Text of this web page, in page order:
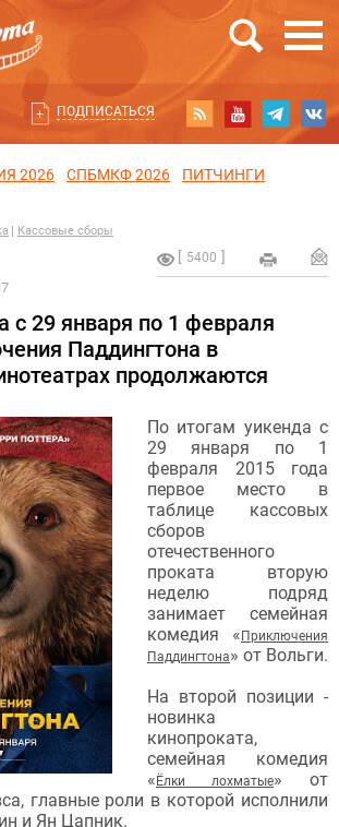
ПОДПИСАТЬСЯ
2026 СПБМКФ 2026
ПИТЧИНГИ
Кассовые сборы
5400
с 29 января по 1 февраля
Паддингтона в
продолжаются
По итогам уикенда с
29 января по 1
февраля 2015 года
первое место в
таблице кассовых
сборов
отечественного
проката вторую
неделю подряд
занимает семейная
комедия « Приключения
Паддингтона» от Вольги.
На второй позиции -
новинка
кинопроката,
семейная комедия
« Ёлки лохматые» от
главные роли в которой исполнили
и Ян Цапник.